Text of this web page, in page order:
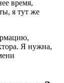
время,
я тут же
Я нужна,